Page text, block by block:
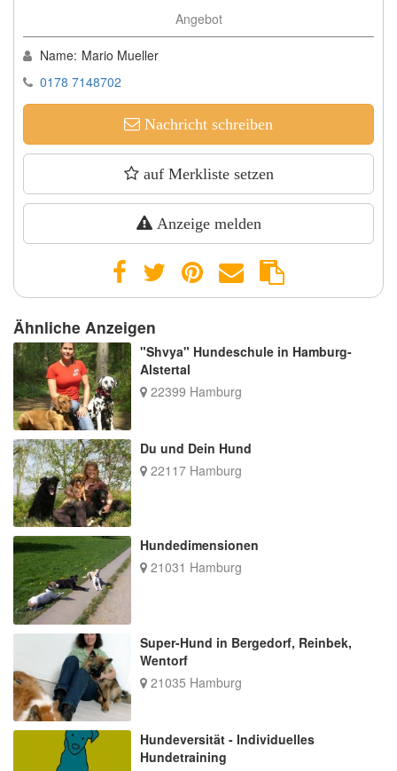
Angebot
Name: Mario Mueller
0178 7148702
Nachricht schreiben
auf Merkliste setzen
Anzeige melden
Ähnliche Anzeigen
"Shvya" Hundeschule in Hamburg-
Alstertal
22399 Hamburg
Du und Dein Hund
22117 Hamburg
Hundedimensionen
21031 Hamburg
Super-Hund in Bergedorf, Reinbek,
Wentorf
21035 Hamburg
Hundeversität - Individuelles
Hundetraining